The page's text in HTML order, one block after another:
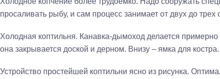
просаливать рыбу, и сам процесс занимает от двух до трех
Холодная коптильня. Канавка-дымоход делается
она закрывается доской и дерном. Внизу – ямка для
Устройство простейшей коптильни ясно из рисунка.